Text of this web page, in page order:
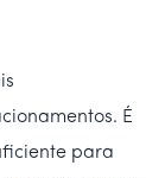
É
para